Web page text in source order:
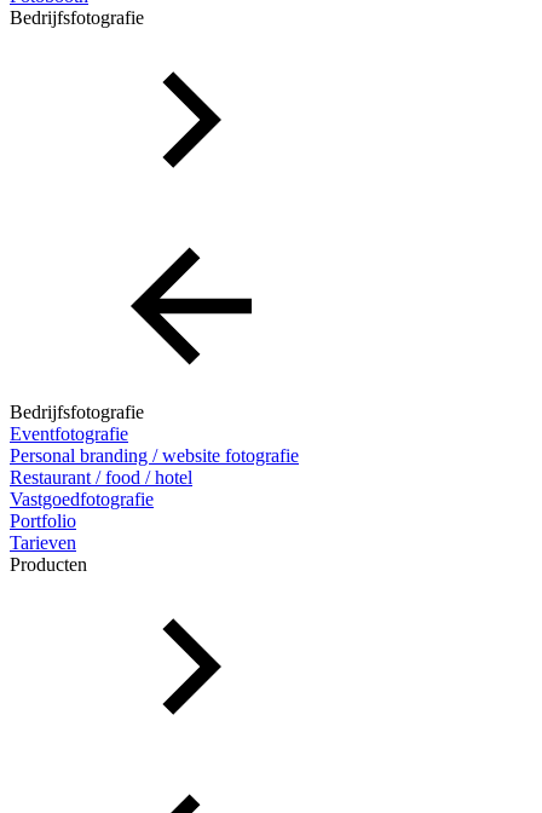
Bedrijfsfotografie
Bedrijfsfotografie
Eventfotografie
Personal branding / website fotografie
Restaurant / food / hotel
Vastgoedfotografie
Portfolio
Tarieven
Producten